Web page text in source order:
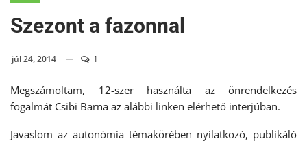
Szezont a fazonnal
júl 24, 2014 1
Megszámoltam, 12-szer használta az önrendelkezés
fogalmát Csibi Barna az alábbi linken elérhető interjúban.
Javaslom az autonómia témakörében nyilatkozó, publikáló